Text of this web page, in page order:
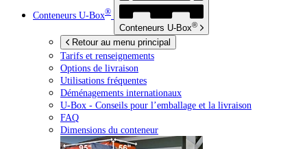
Conteneurs U-Box®
Conteneurs U-Box®
Retour au menu principal
Tarifs et renseignements
Options de livraison
Utilisations fréquentes
Déménagements internationaux
U-Box - Conseils pour l’emballage et la livraison
FAQ
Dimensions du conteneur